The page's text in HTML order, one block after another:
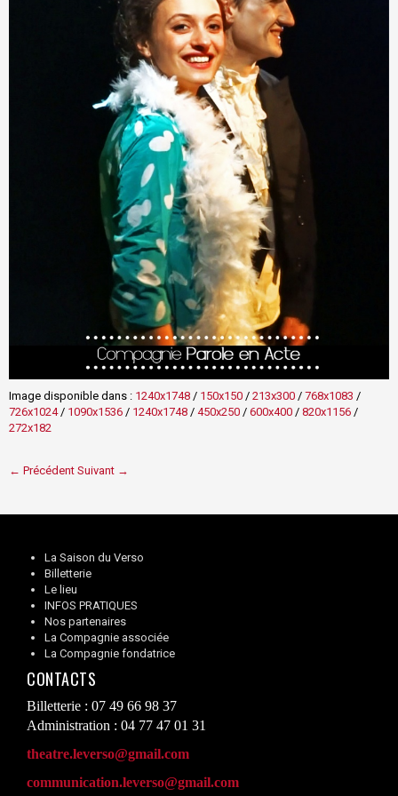
Image disponible dans : 1240x1748 / 150x150 / 213x300 / 768x1083 /
726x1024/ 1090x1536 / 1240x1748 / 450x250 / 600x400 / 820x1156 /
272x182
← Précédent Suivant →
La Saison du Verso
Billetterie
Le lieu
INFOS PRATIQUES
Nos partenaires
La Compagnie associée
La Compagnie fondatrice
CONTACTS
Billetterie : 07 49 66 98 37
Administration : 04 77 47 01 31
theatre.leverso@gmail.com
communication.leverso@gmail.com